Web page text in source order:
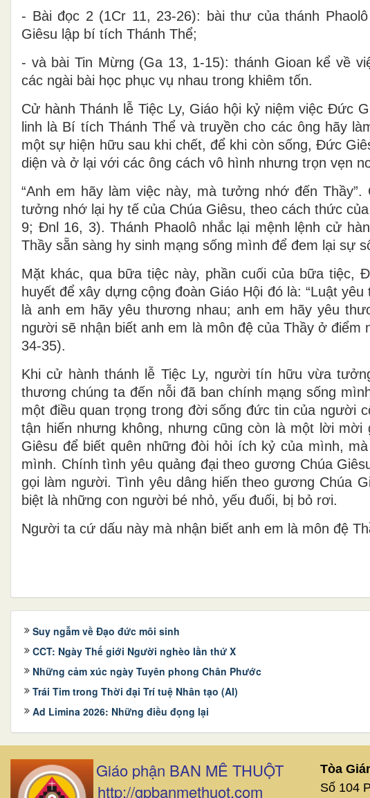
- Bài đọc 2 (1Cr 11, 23-26): bài thư của thánh
Giêsu lập bí tích Thánh Thể;
- và bài Tin Mừng (Ga 13, 1-15): thánh Gioan kể về
các ngài bài học phục vụ nhau trong khiêm tốn.
Cử hành Thánh lễ Tiệc Ly, Giáo hội kỷ niệm việc Đức
linh là Bí tích Thánh Thể và truyền cho các ông hãy
một sự hiện hữu sau khi chết, để khi còn sống, Đức
diện và ở lại với các ông cách vô hình nhưng trọn vẹn
“Anh em hãy làm việc này, mà tưởng nhớ đến
tưởng nhớ lại hy tế của Chúa Giêsu, theo cách thức
9; Đnl 16, 3). Thánh Phaolô nhắc lại mệnh lệnh cử
Thầy sẵn sàng hy sinh mạng sống mình để đem lại sự
Mặt khác, qua bữa tiệc này, phần cuối của bữa tiệc,
huyết để xây dựng cộng đoàn Giáo Hội đó là: “Luật
là anh em hãy yêu thương nhau; anh em hãy yêu
người sẽ nhận biết anh em là môn đệ của Thầy ở điểm
34-35).
Khi cử hành thánh lễ Tiệc Ly, người tín hữu vừa
thương chúng ta đến nỗi đã ban chính mạng sống
một điều quan trọng trong đời sống đức tin của người
tận hiến nhưng không, nhưng cũng còn là một lời
Giêsu để biết quên những đòi hỏi ích kỷ của mình,
mình. Chính tình yêu quảng đại theo gương Chúa
gọi làm người. Tình yêu dâng hiến theo gương Chúa
biệt là những con người bé nhỏ, yếu đuối, bị bỏ rơi.
Người ta cứ dấu này mà nhận biết anh em là môn đệ
Suy ngẫm về Đạo đức môi sinh
CCT: Ngày Thế giới Người nghèo lần thứ X
Những cảm xúc ngày Tuyên phong Chân Phước
Trái Tim trong Thời đại Trí tuệ Nhân tạo (AI)
Ad Limina 2026: Những điều đọng lại
Giáo phận BAN MÊ THUỘT
http://gpbanmethuot.com
Tòa
Số 104